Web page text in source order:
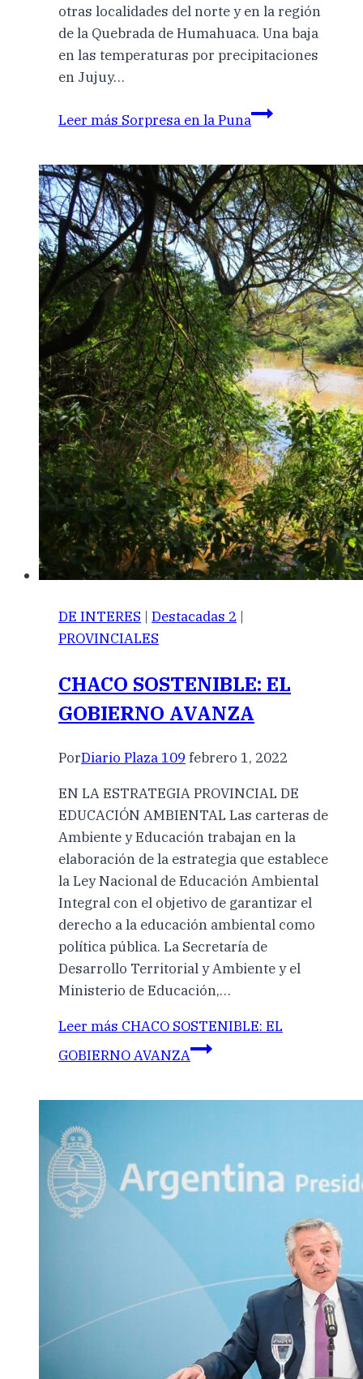
otras localidades del norte y en la región
de la Quebrada de Humahuaca. Una baja
en las temperaturas por precipitaciones
en Jujuy…
Leer más Sorpresa en la Puna
DE INTERES | Destacadas 2 |
PROVINCIALES
CHACO SOSTENIBLE: EL
GOBIERNO AVANZA
PorDiario Plaza 109 febrero 1, 2022
EN LA ESTRATEGIA PROVINCIAL DE
EDUCACIÓN AMBIENTAL Las carteras de
Ambiente y Educación trabajan en la
elaboración de la estrategia que establece
la Ley Nacional de Educación Ambiental
Integral con el objetivo de garantizar el
derecho a la educación ambiental como
política pública. La Secretaría de
Desarrollo Territorial y Ambiente y el
Ministerio de Educación,…
Leer más CHACO SOSTENIBLE: EL
GOBIERNO AVANZA